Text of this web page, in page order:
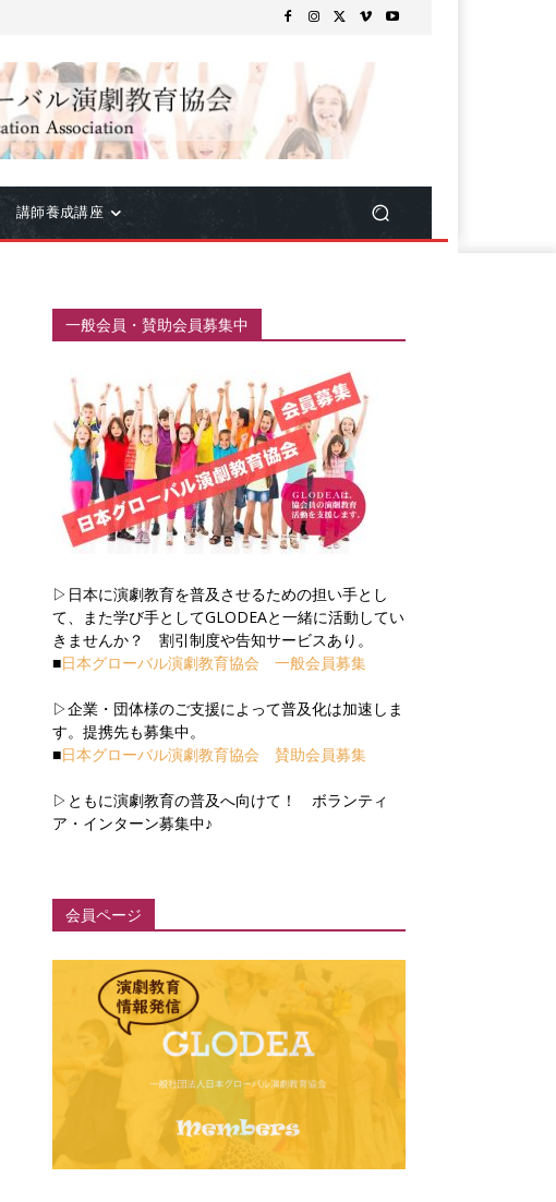
講師養成講座
一般会員・賛助会員募集中
▷日本に演劇教育を普及させるための担い手とし
て、また学び手としてGLODEAと一緒に活動してい
きませんか？ 割引制度や告知サービスあり。
■日本グローバル演劇教育協会 一般会員募集
▷企業・団体様のご支援によって普及化は加速しま
す。提携先も募集中。
■日本グローバル演劇教育協会 賛助会員募集
▷ともに演劇教育の普及へ向けて！ ボランティ
ア・インターン募集中♪
会員ページ